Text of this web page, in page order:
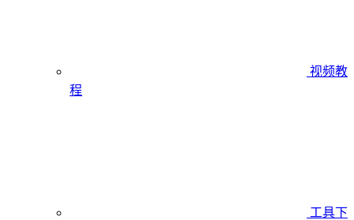
视频教
程
工具下